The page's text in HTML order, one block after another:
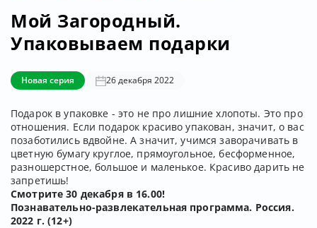
Новая серия 26 декабря 2022
Мой Загородный.
Упаковываем подарки
Подарок в упаковке - это не про лишние хлопоты. Это про
отношения. Если подарок красиво упакован, значит, о вас
позаботились вдвойне. А значит, учимся заворачивать в
цветную бумагу круглое, прямоугольное, бесформенное,
разношерстное, большое и маленькое. Красиво дарить не
запретишь!
Смотрите 30 декабря в 16.00!
Познавательно-развлекательная программа. Россия.
2022 г. (12+)